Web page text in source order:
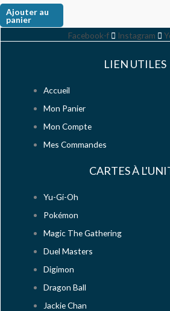
Ajouter au
panier
Facebook-f
Instagram
LIEN UTILES
Accueil
Mon Panier
Mon Compte
Mes Commandes
CARTES À
Yu-Gi-Oh
Pokémon
Magic The Gathering
Duel Masters
Digimon
Dragon Ball
Jackie Chan